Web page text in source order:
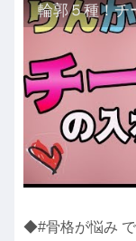
◆#骨格が悩み で